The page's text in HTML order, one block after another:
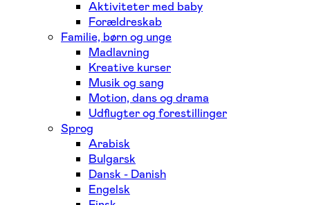
Aktiviteter med baby
Forældreskab
Familie, børn og unge
Madlavning
Kreative kurser
Musik og sang
Motion, dans og drama
Udflugter og forestillinger
Sprog
Arabisk
Bulgarsk
Dansk - Danish
Engelsk